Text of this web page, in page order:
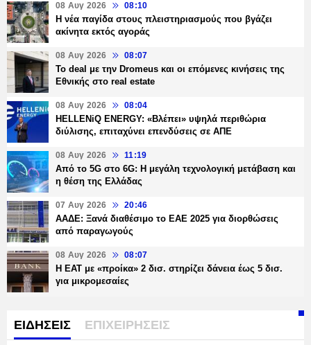
08 Αυγ 2026 08:10
Η νέα παγίδα στους πλειστηριασμούς που βγάζει
ακίνητα εκτός αγοράς
08 Αυγ 2026 08:07
Το deal με την Dromeus και οι επόμενες κινήσεις της
Εθνικής στο real estate
08 Αυγ 2026 08:04
HELLENiQ ENERGY: «Βλέπει» υψηλά περιθώρια
διύλισης, επιταχύνει επενδύσεις σε ΑΠΕ
08 Αυγ 2026 11:19
Από το 5G στο 6G: Η μεγάλη τεχνολογική μετάβαση και
η θέση της Ελλάδας
07 Αυγ 2026 20:46
ΑΑΔΕ: Ξανά διαθέσιμο το ΕΑΕ 2025 για διορθώσεις
από παραγωγούς
08 Αυγ 2026 08:07
Η ΕΑΤ με «προίκα» 2 δισ. στηρίζει δάνεια έως 5 δισ.
για μικρομεσαίες
ΕΙΔΗΣΕΙΣ ΕΠΙΧΕΙΡΗΣΕΙΣ